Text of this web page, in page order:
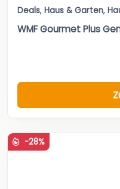
Deals, Haus & Garten,
WMF Gourmet Plus
-28%